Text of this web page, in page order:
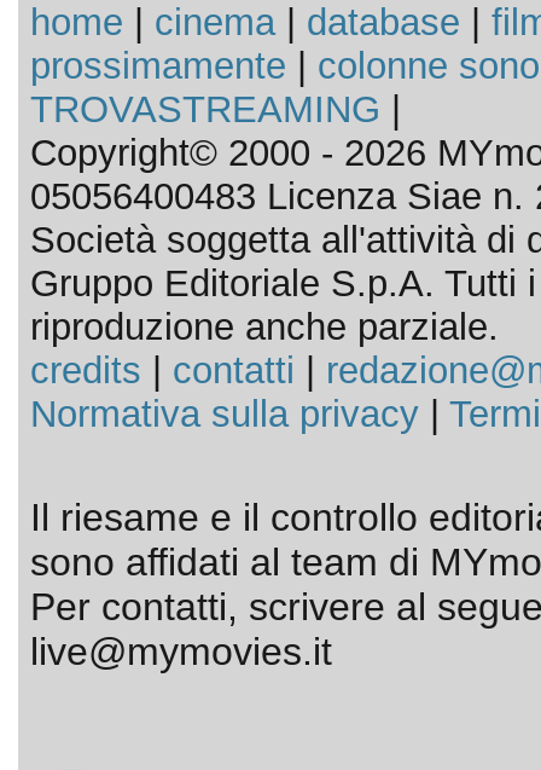
home cinema| database
prossimamente
colonne
TROVASTREAMING
Copyright© 2000 - 2026
05056400483 Licenza Siae n.
Società soggetta all'attività di
Gruppo Editoriale S.p.A. Tutti
riproduzione anche parziale.
credits
contatti
Normativa sulla privacy|
Il riesame e il controllo
sono affidati al team di
Per contatti, scrivere al
live@mymovies.it